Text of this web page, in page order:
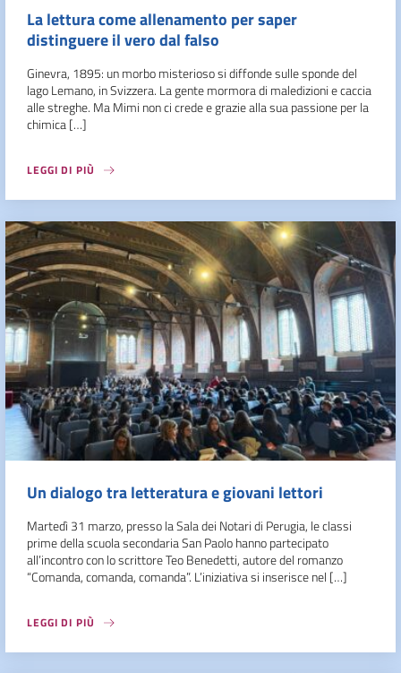
La lettura come allenamento per saper
distinguere il vero dal falso
Ginevra, 1895: un morbo misterioso si diffonde sulle sponde del
lago Lemano, in Svizzera. La gente mormora di maledizioni e caccia
alle streghe. Ma Mimi non ci crede e grazie alla sua passione per la
chimica […]
LEGGI DI PIÙ
Un dialogo tra letteratura e giovani lettori
Martedì 31 marzo, presso la Sala dei Notari di Perugia, le classi
prime della scuola secondaria San Paolo hanno partecipato
all’incontro con lo scrittore Teo Benedetti, autore del romanzo
“Comanda, comanda, comanda”. L’iniziativa si inserisce nel […]
LEGGI DI PIÙ